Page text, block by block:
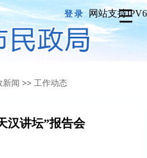
登录 网站支持IPV6
新闻 >> 工作动态
汉讲坛”报告会